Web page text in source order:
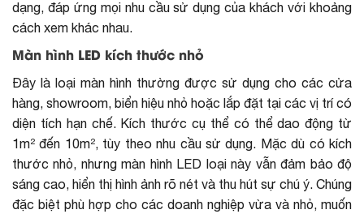
dạng, đáp ứng mọi nhu cầu sử dụng của khách với khoảng
cách xem khác nhau.
Màn hình LED kích thước nhỏ
Đây là loại màn hình thường được sử dụng cho các cửa
hàng, showroom, biển hiệu nhỏ hoặc lắp đặt tại các vị trí có
diện tích hạn chế. Kích thước cụ thể có thể dao động từ
1m² đến 10m², tùy theo nhu cầu sử dụng. Mặc dù có kích
thước nhỏ, nhưng màn hình LED loại này vẫn đảm bảo độ
sáng cao, hiển thị hình ảnh rõ nét và thu hút sự chú ý. Chúng
đặc biệt phù hợp cho các doanh nghiệp vừa và nhỏ, muốn